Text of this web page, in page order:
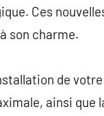
Ces
son charme.
de
ainsi que